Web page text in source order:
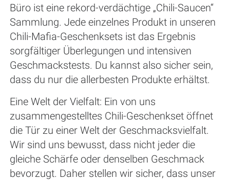
Büro ist eine rekord-verdächtige „Chili-Saucen“
Sammlung. Jede einzelnes Produkt in unseren
Chili-Mafia-Geschenksets ist das Ergebnis
sorgfältiger Überlegungen und intensiven
Geschmackstests. Du kannst also sicher sein,
dass du nur die allerbesten Produkte erhältst.
Eine Welt der Vielfalt: Ein von uns
zusammengestelltes Chili-Geschenkset öffnet
die Tür zu einer Welt der Geschmacksvielfalt.
Wir sind uns bewusst, dass nicht jeder die
gleiche Schärfe oder denselben Geschmack
bevorzugt. Daher stellen wir sicher, dass unser